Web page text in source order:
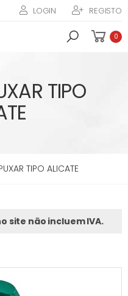
LOGIN REGISTO
0
TIPO
TIPO ALICATE
site não incluem IVA.